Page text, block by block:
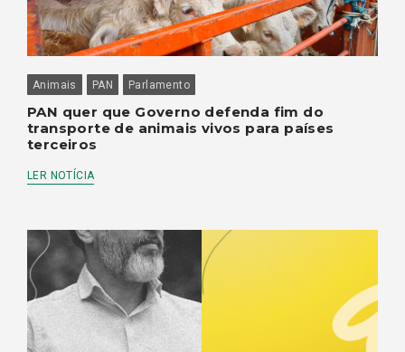
Animais PAN Parlamento
PAN quer que Governo defenda fim do
transporte de animais vivos para países
terceiros
LER NOTÍCIA